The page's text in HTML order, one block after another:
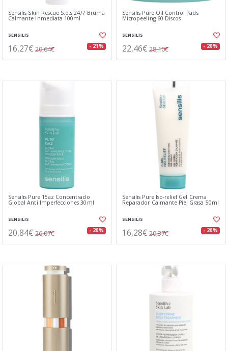
Sensilis Skin Rescue S.o.s 24/7 Bruma
Calmante Inmediata 100ml
SENSILIS
16,27€ 20,64€ - 21%
Sensilis Pure Oil Control Pads
Micropeeling 60 Discos
SENSILIS
22,46€ 28,10€ - 20%
Sensilis Pure 15az Concentrado
Global Anti Imperfecciones 30ml
SENSILIS
20,84€ 26,07€ - 20%
Sensilis Pure Iso-relief Gel Crema
Reparador Calmante Piel Grasa 50ml
SENSILIS
16,28€ 20,37€ - 20%